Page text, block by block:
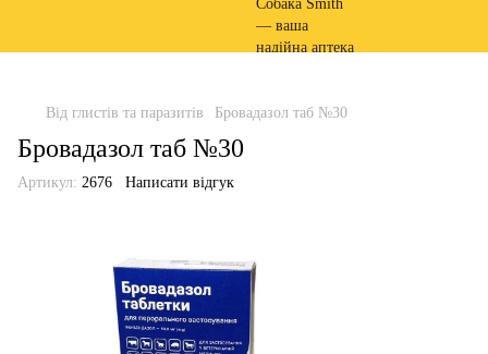
Від глистів та паразитів Бровадазол таб №30
Бровадазол таб №30
Артикул: 2676 Написати відгук